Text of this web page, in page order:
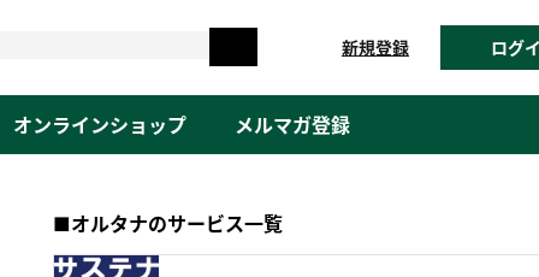
新規登録 ログ
オンラインショップ メルマガ登録
■オルタナのサービス一覧